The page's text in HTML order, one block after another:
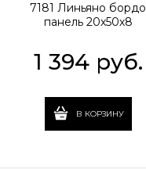
7181 Линьяно бордо
панель 20х50х8
1 394 руб.
В КОРЗИНУ